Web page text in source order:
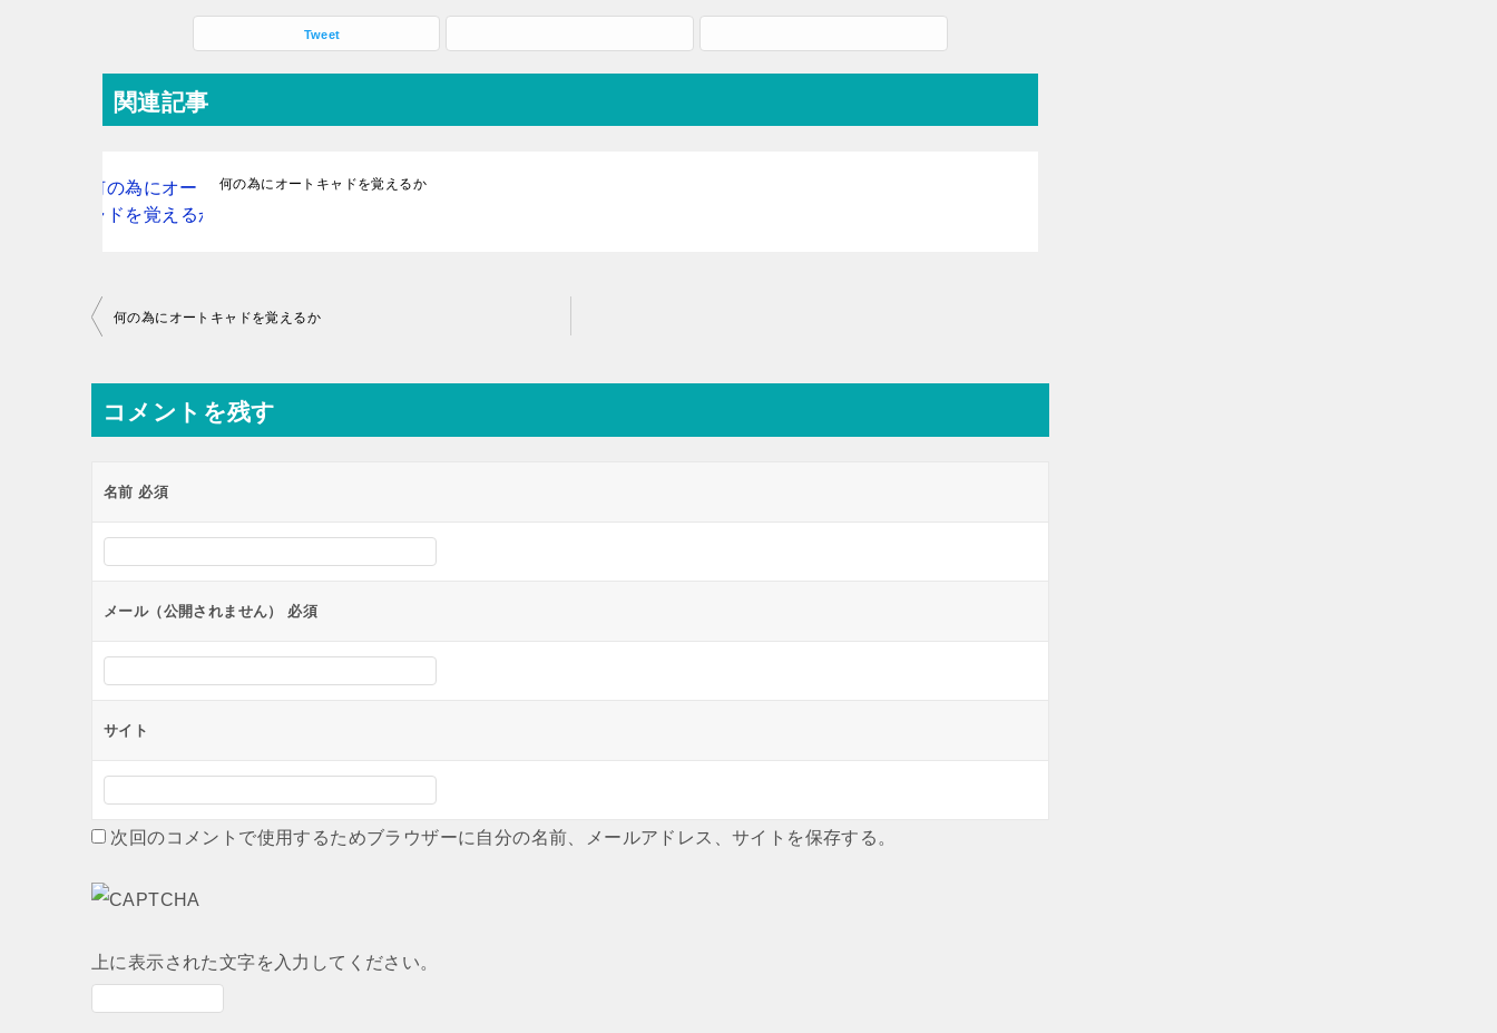
Tweet
関連記事
何の為にオートキャドを覚えるか
投
ナ
ビ
ー
ョ
ン
何の為にオートキャドを覚えるか
コメントを残す
名前 必須
メール（公開されません） 必須
サイト
次回のコメントで使用するためブラウザーに自分の名前、メールアドレス、サイトを保存する。
上に表示された文字を入力してください。